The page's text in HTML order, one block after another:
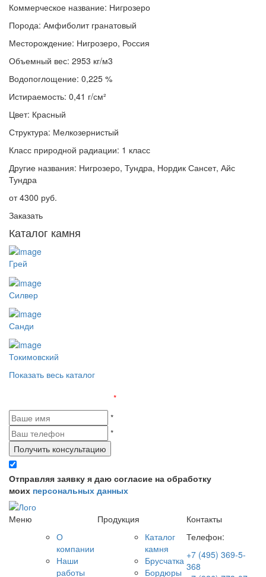
Коммерческое название: Нигрозеро
Порода: Амфиболит гранатовый
Месторождение: Нигрозеро, Россия
Объемный вес: 2953 кг/м3
Водопоглощение: 0,225 %
Истираемость: 0,41 г/см²
Цвет: Красный
Структура: Мелкозернистый
Класс природной радиации: 1 класс
Другие названия: Нигрозеро, Тундра, Нордик Сансет, Айс
Тундра
от4300 руб.
Заказать
Каталог камня
Грей
Силвер
Санди
Токимовский
Показать весь каталог
*
*
*
Получить консультацию
Отправляя заявку я даю согласие на обработку
моих персональных данных
Меню
О
компании
Наши
работы
Продукция
Каталог
камня
Брусчатка
Бордюры
Контакты
Телефон:
+7 (495) 369-5-
368